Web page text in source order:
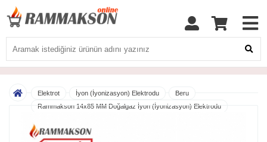
Elektrot İyon (İyonizasyon) Elektrodu
Beru
Rammakson 14x85 MM Doğalgaz İyon (İyonizasyon) Elektrodu